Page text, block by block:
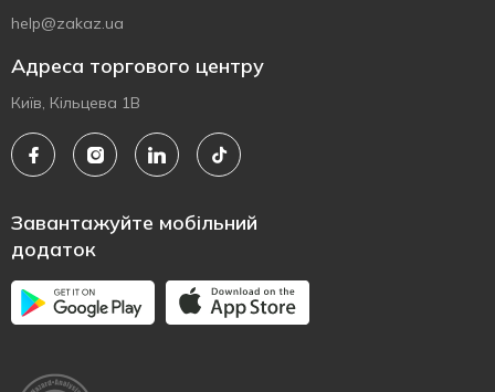
help@zakaz.ua
Адреса торгового центру
Київ, Кільцева 1В
Завантажуйте мобільний
додаток